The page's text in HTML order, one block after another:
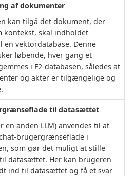
af dokumenter
kan tilgå det dokument, der
kontekst, skal indholdet
en vektordatabase. Denne
løbende, hver gang et
i F2-databasen, således at
og akter er tilgængelige og
til datasættet
en anden LLM) anvendes til at
brugergrænseflade i
som gør det muligt at stille
datasættet. Her kan brugeren
ind til datasættet og få et svar